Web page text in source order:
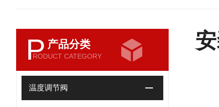
P 产品分类
RODUCT CATEGORY
温度调节阀